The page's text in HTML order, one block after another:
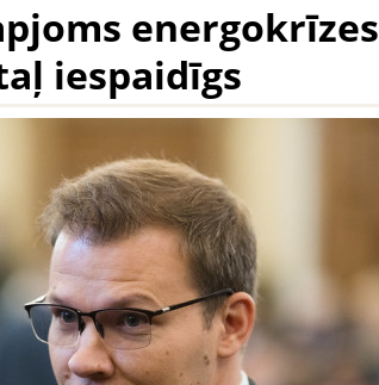
energokrīzes
iespaidīgs